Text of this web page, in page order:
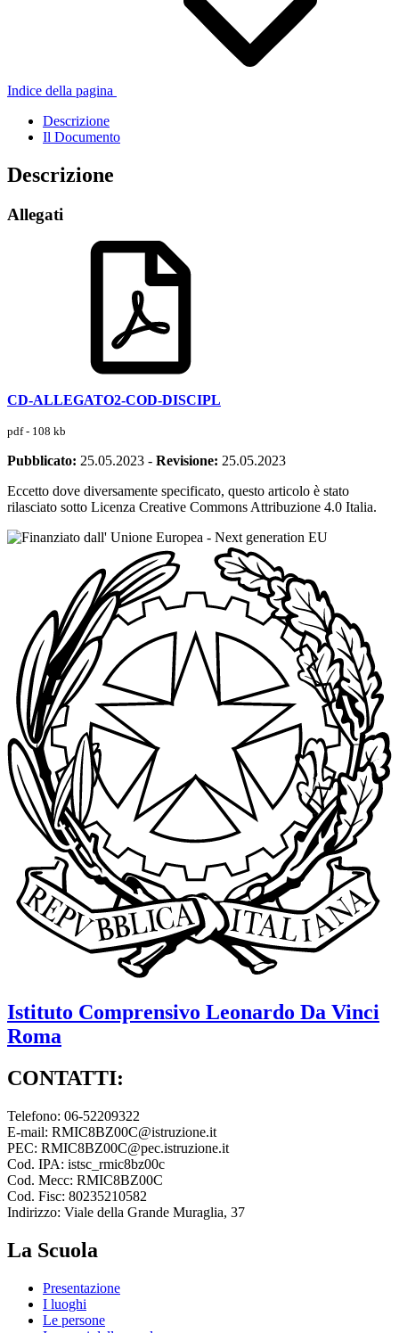
Indice della pagina
Descrizione
Il Documento
Descrizione
Allegati
CD-ALLEGATO2-COD-DISCIPL
pdf - 108 kb
Pubblicato: 25.05.2023 - Revisione: 25.05.2023
Eccetto dove diversamente specificato, questo articolo è stato
rilasciato sotto Licenza Creative Commons Attribuzione 4.0 Italia.
Istituto Comprensivo Leonardo Da Vinci
Roma
CONTATTI:
Telefono: 06-52209322
E-mail: RMIC8BZ00C@istruzione.it
PEC: RMIC8BZ00C@pec.istruzione.it
Cod. IPA: istsc_rmic8bz00c
Cod. Mecc: RMIC8BZ00C
Cod. Fisc: 80235210582
Indirizzo: Viale della Grande Muraglia, 37
La Scuola
Presentazione
I luoghi
Le persone